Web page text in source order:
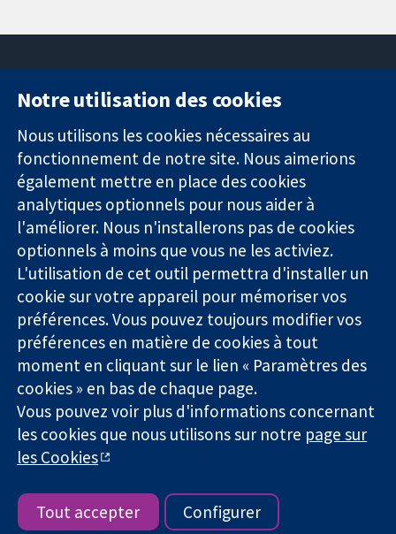
Des données
probantes.
Des décisions
éclairées.
Une meilleure
santé.
11-13 Cavendish
Square
Londres
W1G0AN
Royaume-Uni
nous
Actualités
Service de
presse
Qui sommes-
nous
Offres
d'emploi
Library
La Collaboration Cochrane est une association caritative (n°
1045921) et une société à responsabilité limitée par garantie (n°
03044323) enregistrée en Angleterre et au Pays de Galles. Numéro
de TVA : GB 718 2127 49.
Copyright © 2026 The Cochrane Collaboration
Conditions Générales|Mentions légales|Politique de
confidentialité|Politique d'usage des cookies
cookies
Notre utilisation des cookies
Nous utilisons les cookies nécessaires au
fonctionnement de notre site. Nous aimerions
également mettre en place des cookies
analytiques optionnels pour nous aider à
l'améliorer. Nous n'installerons pas de cookies
optionnels à moins que vous ne les activiez.
L'utilisation de cet outil permettra d'installer un
cookie sur votre appareil pour mémoriser vos
préférences. Vous pouvez toujours modifier vos
préférences en matière de cookies à tout
moment en cliquant sur le lien « Paramètres des
cookies » en bas de chaque page.
Vous pouvez voir plus d'informations concernant
les cookies que nous utilisons sur notre page sur
les Cookies
Tout accepter Configurer